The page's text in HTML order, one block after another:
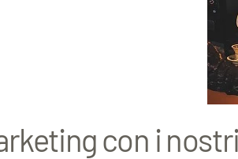
con i